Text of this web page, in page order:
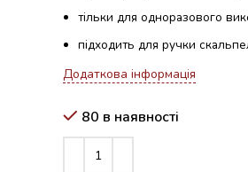
тільки для одноразового
підходить для ручки
Додаткова інформація
80 в наявності